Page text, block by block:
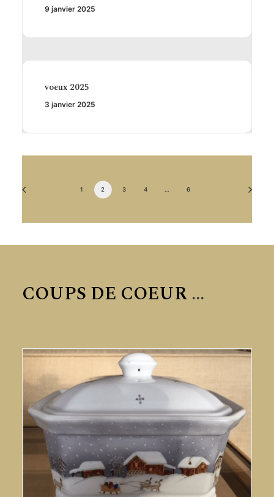
9 janvier 2025
voeux 2025
3 janvier 2025
1 2 3 4 … 6
COUPS DE COEUR ...